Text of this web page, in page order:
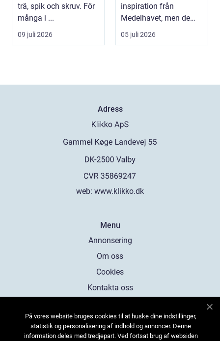
trä, spik och skruv. För
många i ...
09 juli 2026
inspiration från
Medelhavet, men de
senaste åren har
05 juli 2026
Adress
web: www.klikko.dk
Menu
Annonsering
Om oss
Cookies
Kontakta oss
På vores website bruges cookies til at huske dine indstillinger,
statistik og personalisering af indhold og annoncer. Denne
information deles med tredjepart. Ved fortsat brug af websiden